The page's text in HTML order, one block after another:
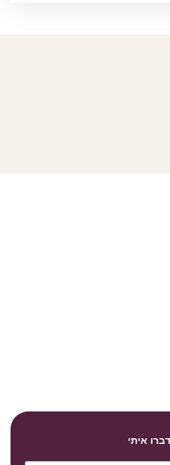
דברו איתי